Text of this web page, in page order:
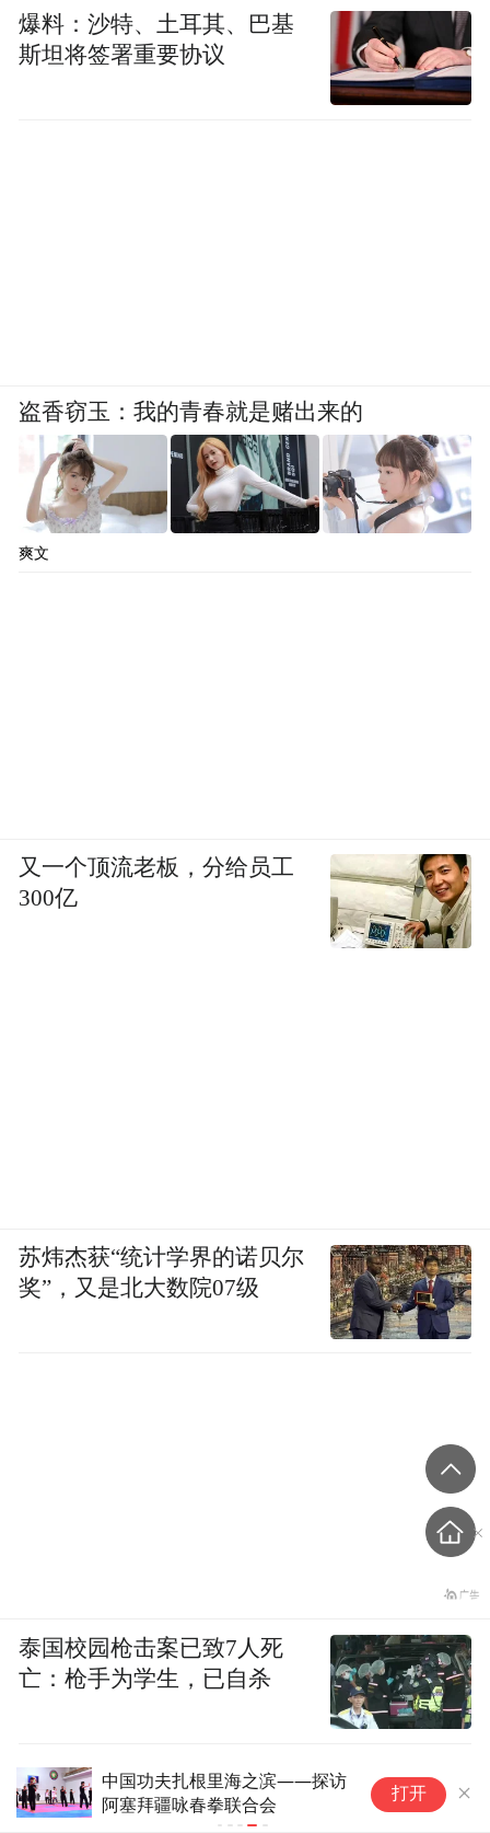
中国功夫扎根里海之滨——探访
阿塞拜疆咏春拳联合会
打开
爆料：沙特、土耳其、巴基
斯坦将签署重要协议
盗香窃玉：我的青春就是赌出来的
爽文
又一个顶流老板，分给员工
300亿
苏炜杰获“统计学界的诺贝尔
奖”，又是北大数院07级
泰国校园枪击案已致7人死
亡：枪手为学生，已自杀